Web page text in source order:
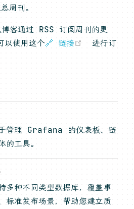
new window)
周刊。
客通过 RSS 订阅周刊的更
以使用这个🔗 链接 (opens
进行订
管理 Grafana 的仪表板、链
的工具。
多种不同类型数据库，覆盖事
标准发布场景，帮助您建立质